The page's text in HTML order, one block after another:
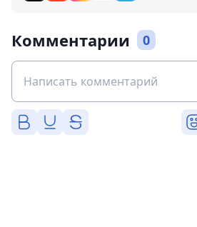
Комментарии 0